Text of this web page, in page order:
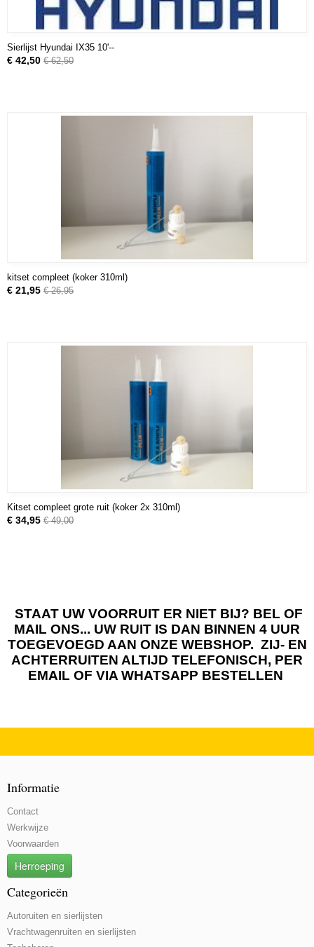
Sierlijst Hyundai IX35 10'--
€ 42,50 € 62,50
kitset compleet (koker 310ml)
€ 21,95 € 26,95
Kitset compleet grote ruit (koker 2x 310ml)
€ 34,95 € 49,00
STAAT UW VOORRUIT ER NIET BIJ? BEL OF
MAIL ONS... UW RUIT IS DAN BINNEN 4 UUR
TOEGEVOEGD AAN ONZE WEBSHOP. ZIJ- EN
ACHTERRUITEN ALTIJD TELEFONISCH, PER
EMAIL OF VIA WHATSAPP BESTELLEN
Informatie
Contact
Werkwijze
Voorwaarden
Herroeping
Categorieën
Autoruiten en sierlijsten
Vrachtwagenruiten en sierlijsten